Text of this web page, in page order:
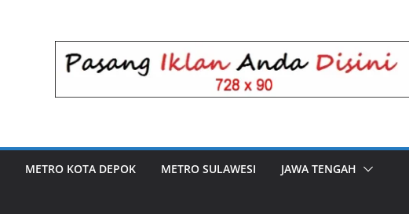
METRO KOTA DEPOK METRO SULAWESI JAWA TENGAH